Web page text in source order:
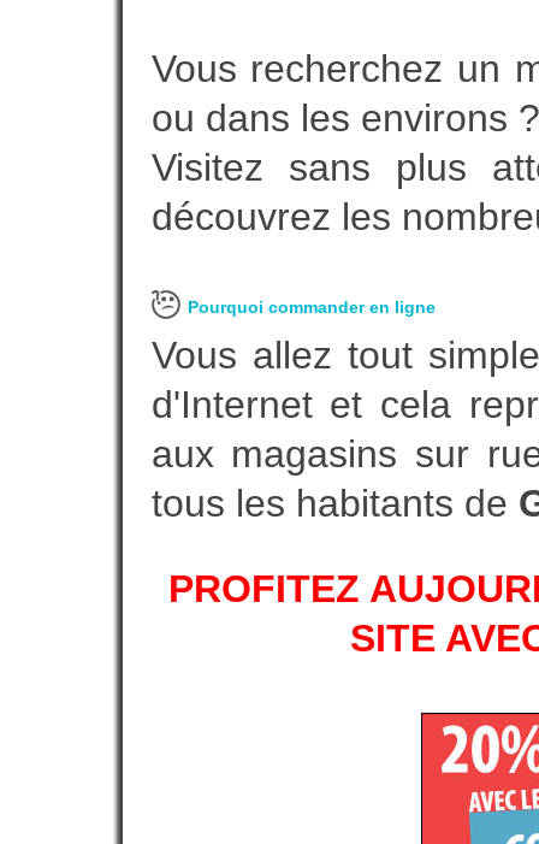
Vous recherchez un
ou dans les environs ?
Visitez sans plus
découvrez les
Pourquoi commander en ligne
Vous allez tout
d'Internet et cela
aux magasins sur
tous les habitants de
PROFITEZ
SITE